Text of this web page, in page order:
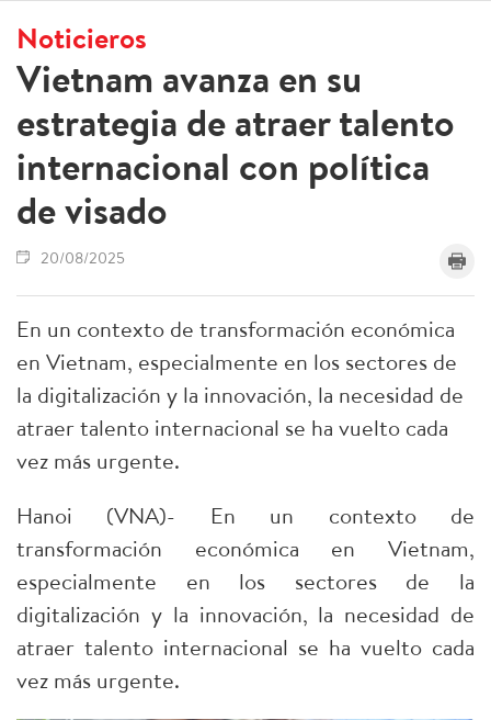
Noticieros
Vietnam avanza en su
estrategia de atraer talento
internacional con política
de visado
20/08/2025
En un contexto de transformación económica
en Vietnam, especialmente en los sectores de
la digitalización y la innovación, la necesidad de
atraer talento internacional se ha vuelto cada
vez más urgente.
Hanoi (VNA)- En un contexto de
transformación económica en Vietnam,
especialmente en los sectores de la
digitalización y la innovación, la necesidad de
atraer talento internacional se ha vuelto cada
vez más urgente.